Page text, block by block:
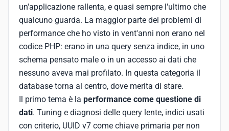
un'applicazione rallenta, e quasi sempre l'ultimo che
qualcuno guarda. La maggior parte dei problemi di
performance che ho visto in vent'anni non erano nel
codice PHP: erano in una query senza indice, in uno
schema pensato male o in un accesso ai dati che
nessuno aveva mai profilato. In questa categoria il
database torna al centro, dove merita di stare.
Il primo tema è la performance come questione di
dati. Tuning e diagnosi delle query lente, indici usati
con criterio, UUID v7 come chiave primaria per non